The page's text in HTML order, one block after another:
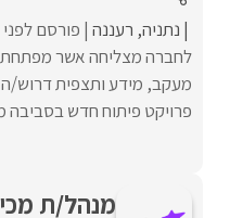
נתניה רעננה פורסם
לחברה מצליחה אשר מפתחת
פרויקט פיתוח חדש בסביבה
מנהל/ת